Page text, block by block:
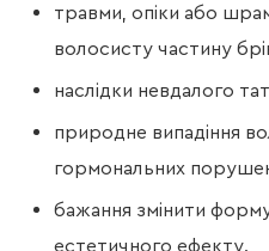
травми, опіки або
волосисту частину
наслідки невдалого
природне випадіння
гормональних
бажання змінити
естетичного ефекту.